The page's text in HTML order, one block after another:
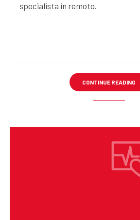
specialista in remoto.
CONTINUE READING